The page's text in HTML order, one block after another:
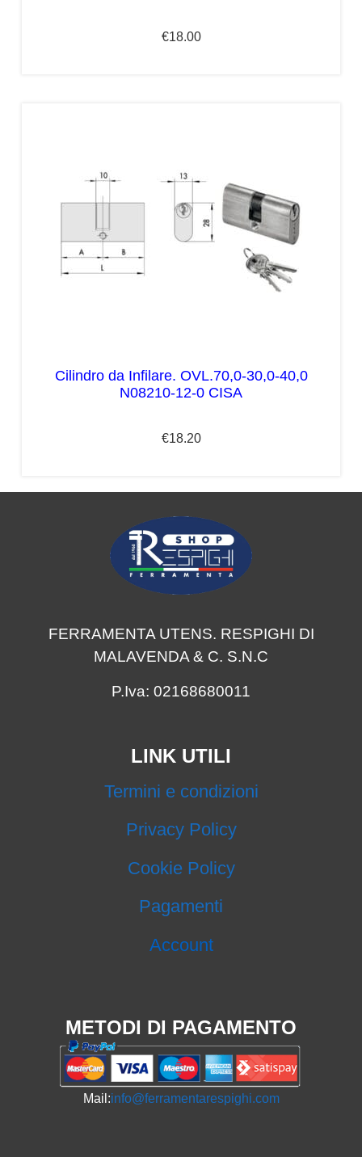
€18.00
Cilindro da Infilare. OVL.70,0-30,0-40,0
N08210-12-0 CISA
€18.20
FERRAMENTA UTENS. RESPIGHI DI
MALAVENDA & C. S.N.C
P.Iva: 02168680011
LINK UTILI
Termini e condizioni
Privacy Policy
Cookie Policy
Pagamenti
Account
METODI DI PAGAMENTO
Mail:info@ferramentarespighi.com